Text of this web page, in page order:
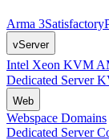
Arma 3Satisfactory
vServer
Intel Xeon KVM
Dedicated Server
Web
Webspace Domains
Dedicated Server